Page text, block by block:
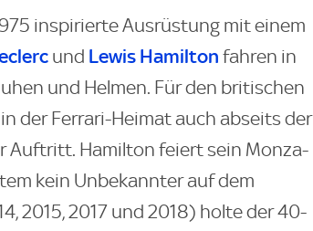
inspirierte Ausrüstung mit einem
und Lewis Hamilton fahren in
und Helmen. Für den britischen
der Ferrari-Heimat auch abseits der
Auftritt. Hamilton feiert sein Monza-
kein Unbekannter auf dem
2015, 2017 und 2018) holte der 40-